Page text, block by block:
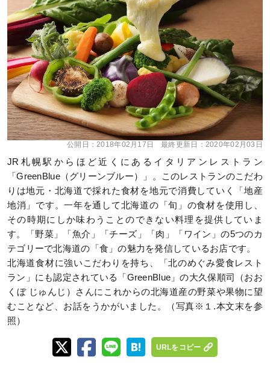
公開日： 2018年02月17日 最終更新日： 2020年02月03日
JR札幌駅からほど近くにあるイタリアンレストラン
「GreenBlue（グリーンブルー）」。このレストランのこだわ
りは地元・北海道で採れた食材を地元で消費していく「地産
地消」です。一年を通して北海道の「旬」の食材を使用し、
その時期にしか味わうことのできない料理を提供していま
す。「野菜」「魚介」「チーズ」「肉」「ワイン」の5つのカ
テゴリーで北海道の「食」の魅力を発信しているお店です。
北海道食材に強いこだわりを持ち、「北のめぐみ愛食レスト
ラン」にも認定されている「GreenBlue」の大久保順司（おお
くぼ じゅんじ）さんにこれからの北海道産の野菜や果物に望
むことなど、お話をうかがいました。（写真※１.本文末を参
照）
URLをコピー